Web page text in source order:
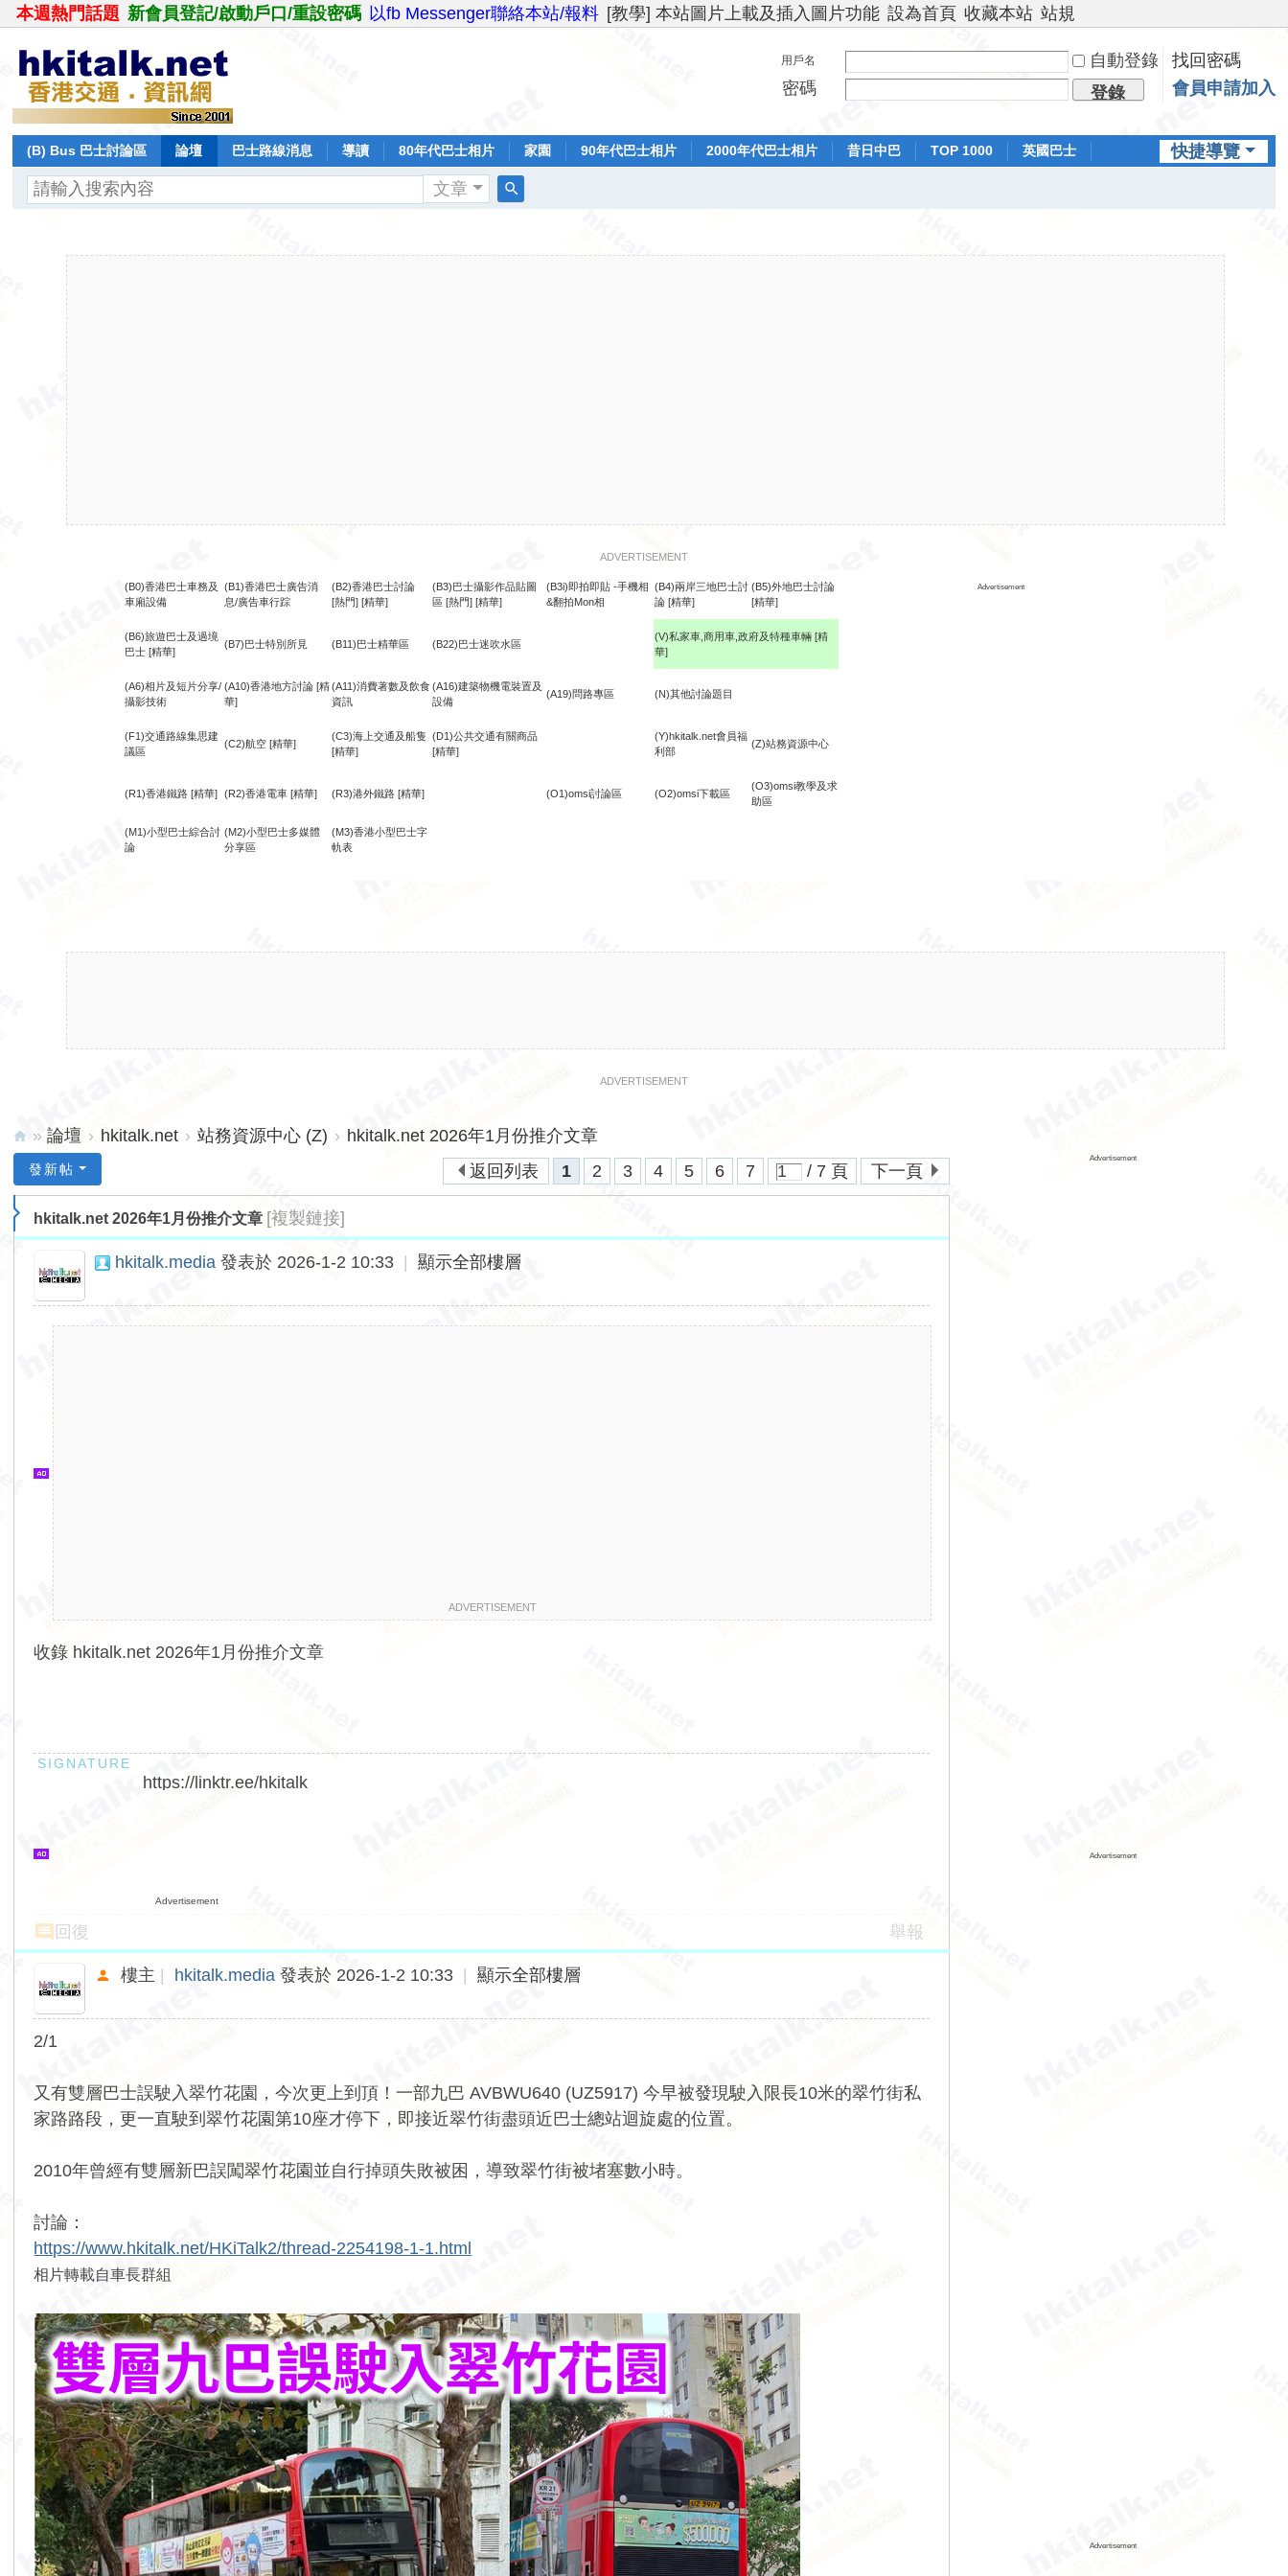
本週熱門話題 新會員登記/啟動戶口/重設密碼 以fb Messenger聯絡本站/報料 [教學] 本站圖片上載及插入圖片功能 設為首頁 收藏本站 站規
用戶名 自動登錄
找回密碼
密碼
登錄 會員申請加入
快捷導覽
(B) Bus 巴士討論區 論壇 巴士路線消息 導讀 80年代巴士相片 家園 90年代巴士相片 2000年代巴士相片 昔日中巴 TOP 1000
英國巴士
文章
ADVERTISEMENT
(B0)香港巴士車務及
車廂設備
(B1)香港巴士廣告消
息/廣告車行踪
(B2)香港巴士討論
[熱門] [精華]
(B3)巴士攝影作品貼圖
區 [熱門] [精華]
(B3i)即拍即貼 -手機相
&翻拍Mon相
(B4)兩岸三地巴士討
論 [精華]
(B5)外地巴士討論
[精華]
Advertisement
(B6)旅遊巴士及過境
巴士 [精華]
(B7)巴士特別所見 (B11)巴士精華區 (B22)巴士迷吹水區
(V)私家車,商用車,政府及特種車輛 [精
華]
(A6)相片及短片分享/
攝影技術
(A10)香港地方討論 [精
華]
(A11)消費著數及飲食
資訊
(A16)建築物機電裝置及
設備
(A19)問路專區 (N)其他討論題目
(F1)交通路線集思建
議區
(C2)航空 [精華]
(C3)海上交通及船隻
[精華]
(D1)公共交通有關商品
[精華]
(Y)hkitalk.net會員福
利部
(Z)站務資源中心
(R1)香港鐵路 [精華] (R2)香港電車 [精華] (R3)港外鐵路 [精華] (O1)omsi討論區 (O2)omsi下載區
(O3)omsi教學及求
助區
(M1)小型巴士綜合討
論
(M2)小型巴士多媒體
分享區
(M3)香港小型巴士字
軌表
ADVERTISEMENT
lk.
» 論壇 › hkitalk.net › 站務資源中心 (Z) › hkitalk.net 2026年1月份推介文章
1
2 3 4 5 6 7 / 7 頁 下一頁
返回列表
發新帖
hkitalk.net 2026年1月份推介文章 [複製鏈接]
hkitalk.media 發表於 2026-1-2 10:33 顯示全部樓層
ADVERTISEMENT
收錄 hkitalk.net 2026年1月份推介文章
https://linktr.ee/hkitalk
Advertisement
回復 舉報
樓主 hkitalk.media 發表於 2026-1-2 10:33 顯示全部樓層
2/1
又有雙層巴士誤駛入翠竹花園，今次更上到頂！一部九巴 AVBWU640 (UZ5917) 今早被發現駛入限長10米的翠竹街私
家路路段，更一直駛到翠竹花園第10座才停下，即接近翠竹街盡頭近巴士總站迴旋處的位置。
2010年曾經有雙層新巴誤闖翠竹花園並自行掉頭失敗被困，導致翠竹街被堵塞數小時。
討論：
https://www.hkitalk.net/HKiTalk2/thread-2254198-1-1.html
相片轉載自車長群組
Advertisement
Advertisement
Advertisement